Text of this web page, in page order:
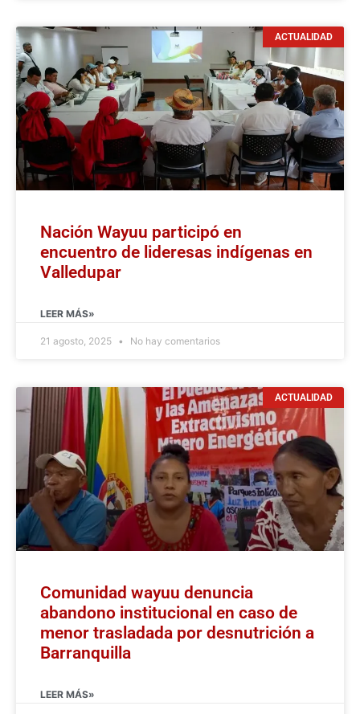
ACTUALIDAD
Nación Wayuu participó en
encuentro de lideresas indígenas en
Valledupar
LEER MÁS»
21 agosto, 2025 No hay comentarios
ACTUALIDAD
Comunidad wayuu denuncia
abandono institucional en caso de
menor trasladada por desnutrición a
Barranquilla
LEER MÁS»